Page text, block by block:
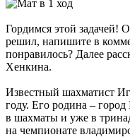
Гордимся этой
решил, напишите в
понравилось? Далее
Хенкина.
Известный шахматист
году. Его родина –
в шахматы и уже в
на чемпионате